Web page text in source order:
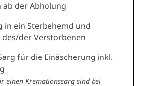
ab der Abholung
in ein Sterbehemd und
der Verstorbenen
für die Einäscherung inkl.
einen Kremationssarg sind bei